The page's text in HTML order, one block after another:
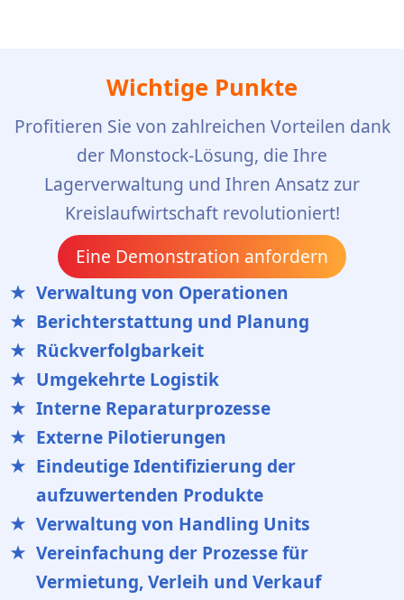
Wichtige Punkte
Profitieren Sie von zahlreichen Vorteilen dank
der Monstock-Lösung, die Ihre
Lagerverwaltung und Ihren Ansatz zur
Kreislaufwirtschaft revolutioniert!
Eine Demonstration anfordern
Verwaltung von Operationen
Berichterstattung und Planung
Rückverfolgbarkeit
Umgekehrte Logistik
Interne Reparaturprozesse
Externe Pilotierungen
Eindeutige Identifizierung der
aufzuwertenden Produkte
Verwaltung von Handling Units
Vereinfachung der Prozesse für
Vermietung, Verleih und Verkauf